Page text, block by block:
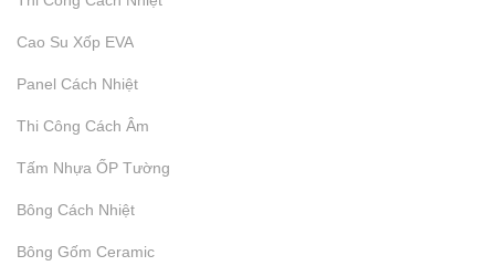
Cao Su Xốp EVA
Panel Cách Nhiệt
Thi Công Cách Âm
Tấm Nhựa ỐP Tường
Bông Cách Nhiệt
Bông Gốm Ceramic